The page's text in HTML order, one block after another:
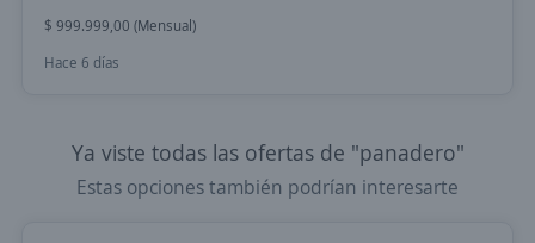
$ 999.999,00 (Mensual)
Hace 6 días
Ya viste todas las ofertas de "panadero"
Estas opciones también podrían interesarte